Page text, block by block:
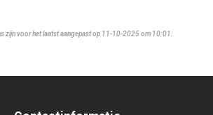
zijn voor het laatst aangepast op 11-10-2025 om 10:01.